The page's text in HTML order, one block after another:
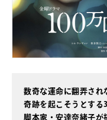
数奇な運命に翻弄され
奇跡を起こそうとする
脚本家・安達奈緒子が